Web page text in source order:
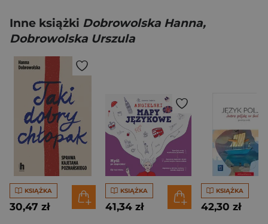
Inne książki Dobrowolska Hanna,
Dobrowolska Urszula
KSIĄŻKA
30,47 zł
KSIĄŻKA
41,34 zł
KSIĄŻKA
42,30 zł